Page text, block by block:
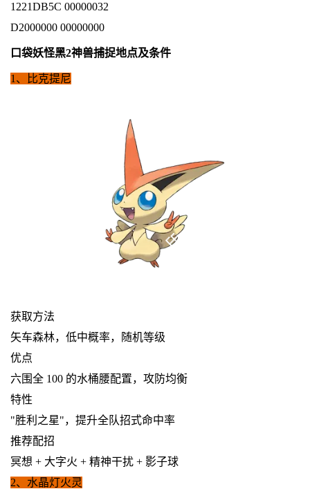
1221DB5C 00000032
D2000000 00000000
口袋妖怪黑2神兽捕捉地点及条件
1、比克提尼
获取方法
矢车森林，低中概率，随机等级
优点
六围全 100 的水桶腰配置，攻防均衡
特性
"胜利之星"，提升全队招式命中率
推荐配招
冥想 + 大字火 + 精神干扰 + 影子球
2、水晶灯火灵